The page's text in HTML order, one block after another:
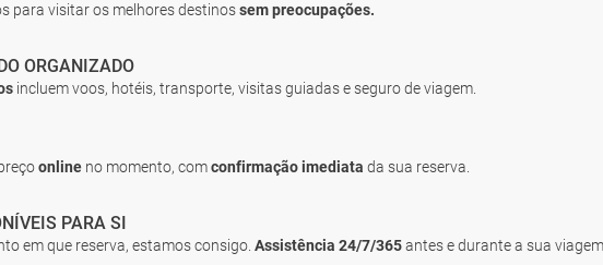
para visitar os melhores destinossem preocupações.
ORGANIZADO
incluem voos, hotéis, transporte, visitas guiadas e seguro de viagem.
online no momento, comconfirmação imediata da sua reserva.
PARA SI
em que reserva, estamos consigo.Assistência 24/7/365antes e durante a sua viagem.